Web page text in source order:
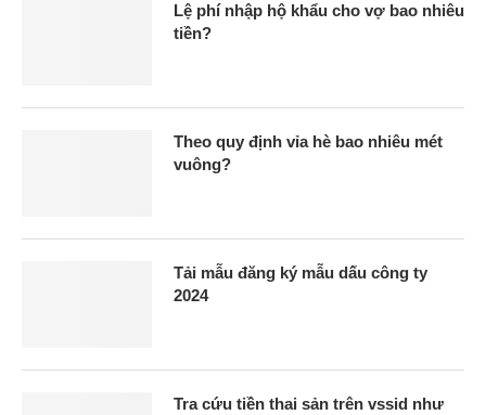
Lệ phí nhập hộ khẩu cho vợ bao nhiêu
tiền?
Theo quy định vỉa hè bao nhiêu mét
vuông?
Tải mẫu đăng ký mẫu dấu công ty
2024
Tra cứu tiền thai sản trên vssid như